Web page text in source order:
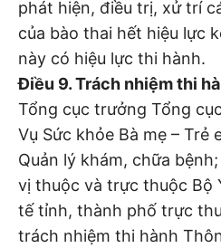
phát hiện, điều trị, xử trí
của bào thai hết hiệu lực
này có hiệu lực thi hành.
Điều 9. Trách nhiệm thi
Tổng cục trưởng Tổng
Vụ Sức khỏe Bà mẹ – Trẻ
Quản lý khám, chữa
vị thuộc và trực thuộc Bộ
tế tỉnh, thành phố trực
trách nhiệm thi hành